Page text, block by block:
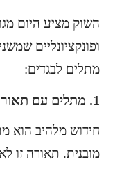
השוק מציע היום
ופונקציונליים
מתלים לבגדים:
1. מתלים עם תאורה מובנית
מובנית. תאורה זו